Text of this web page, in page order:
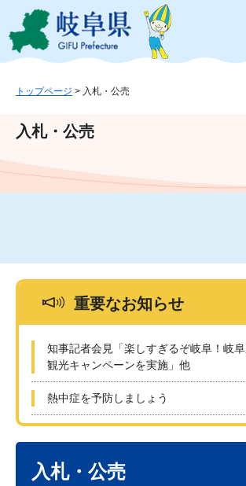
ジ
ュ
文
このページの本文へ
トップページ > 入札・公売
入札・公売
重要なお知らせ
知事記者会見「楽しすぎるぞ岐阜！岐
観光キャンペーンを実施」他
熱中症を予防しましょう
入札・公売